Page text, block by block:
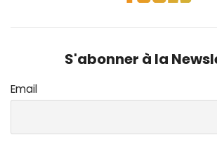
S'abonner à la
Email